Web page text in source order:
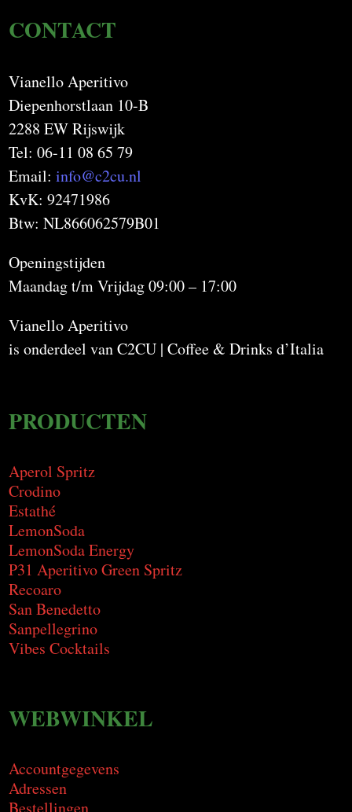
CONTACT
Vianello Aperitivo
Diepenhorstlaan 10-B
2288 EW Rijswijk
Tel: 06-11 08 65 79
Email:info@c2cu.nl
KvK: 92471986
Btw: NL866062579B01
Openingstijden
Maandag t/m Vrijdag 09:00 – 17:00
Vianello Aperitivo
is onderdeel van C2CU | Coffee & Drinks d’Italia
PRODUCTEN
Aperol Spritz
Crodino
Estathé
LemonSoda
LemonSoda Energy
P31 Aperitivo Green Spritz
Recoaro
San Benedetto
Sanpellegrino
Vibes Cocktails
WEBWINKEL
Accountgegevens
Adressen
Bestellingen